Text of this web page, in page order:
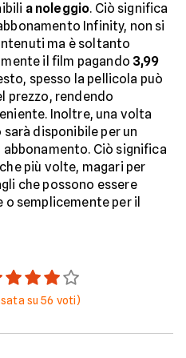
a noleggio. Ciò significa
Infinity, non si
ma è soltanto
il film pagando 3,99
spesso la pellicola può
prezzo, rendendo
Inoltre, una volta
disponibile per un
abbonamento. Ciò significa
più volte, magari per
che possono essere
semplicemente per il
su56 voti)